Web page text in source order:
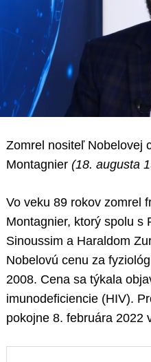
Zomrel nositeľ Nobelovej
Montagnier (18. augusta
Vo veku 89 rokov zomrel
Montagnier, ktorý spolu s
Sinoussim a Haraldom
Nobelovú cenu za
2008. Cena sa týkala
imunodeficiencie (HIV).
pokojne 8. februára 2022